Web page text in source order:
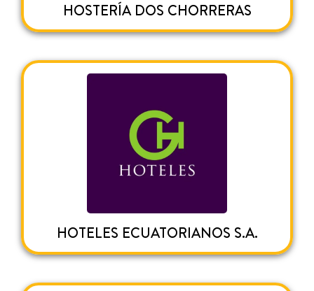
HOSTERÍA DOS CHORRERAS
HOTELES ECUATORIANOS S.A.